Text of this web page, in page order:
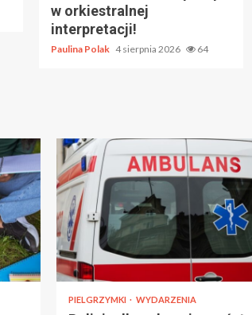
w orkiestralnej
interpretacji!
Paulina Polak 4 sierpnia 2026 64
PIELGRZYMKI WYDARZENIA